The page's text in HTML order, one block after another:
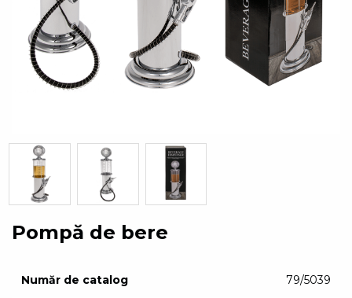
Pompă de bere
Număr de catalog 79/5039